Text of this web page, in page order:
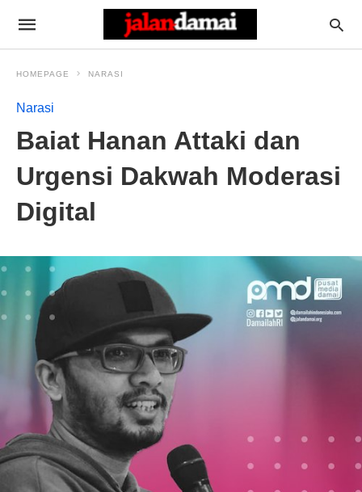
HOMEPAGE NARASI
Narasi
Baiat Hanan Attaki dan
Urgensi Dakwah Moderasi
Digital